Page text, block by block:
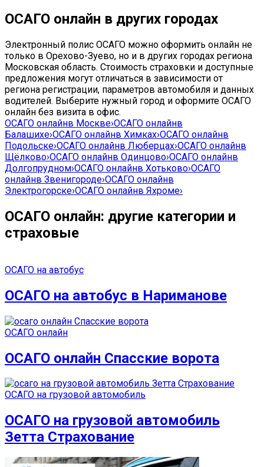
ОСАГО онлайн в других городах
Электронный полис ОСАГО можно оформить онлайн не
только в Орехово-Зуево, но и в других городах региона
Московская область. Стоимость страховки и доступные
предложения могут отличаться в зависимости от
региона регистрации, параметров автомобиля и данных
водителей. Выберите нужный город и оформите ОСАГО
онлайн без визита в офис.
ОСАГО онлайнв Москве›ОСАГО онлайнв
Балашихе›ОСАГО онлайнв Химках›ОСАГО онлайнв
Подольске›ОСАГО онлайнв Люберцах›ОСАГО онлайнв
Щёлково›ОСАГО онлайнв Одинцово›ОСАГО онлайнв
Долгопрудном›ОСАГО онлайнв Хотьково›ОСАГО
онлайнв Звенигороде›ОСАГО онлайнв
Электрогорске›ОСАГО онлайнв Яхроме›
ОСАГО онлайн: другие категории и
страховые
ОСАГО на автобус
ОСАГО на автобус в Нариманове
ОСАГО онлайн
ОСАГО онлайн Спасские ворота
ОСАГО на грузовой автомобиль
ОСАГО на грузовой автомобиль
Зетта Страхование